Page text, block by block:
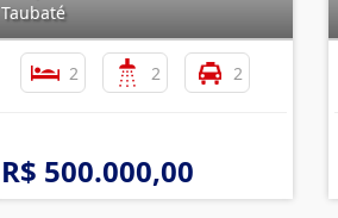
Taubaté
2 2 2
R$ 500.000,00